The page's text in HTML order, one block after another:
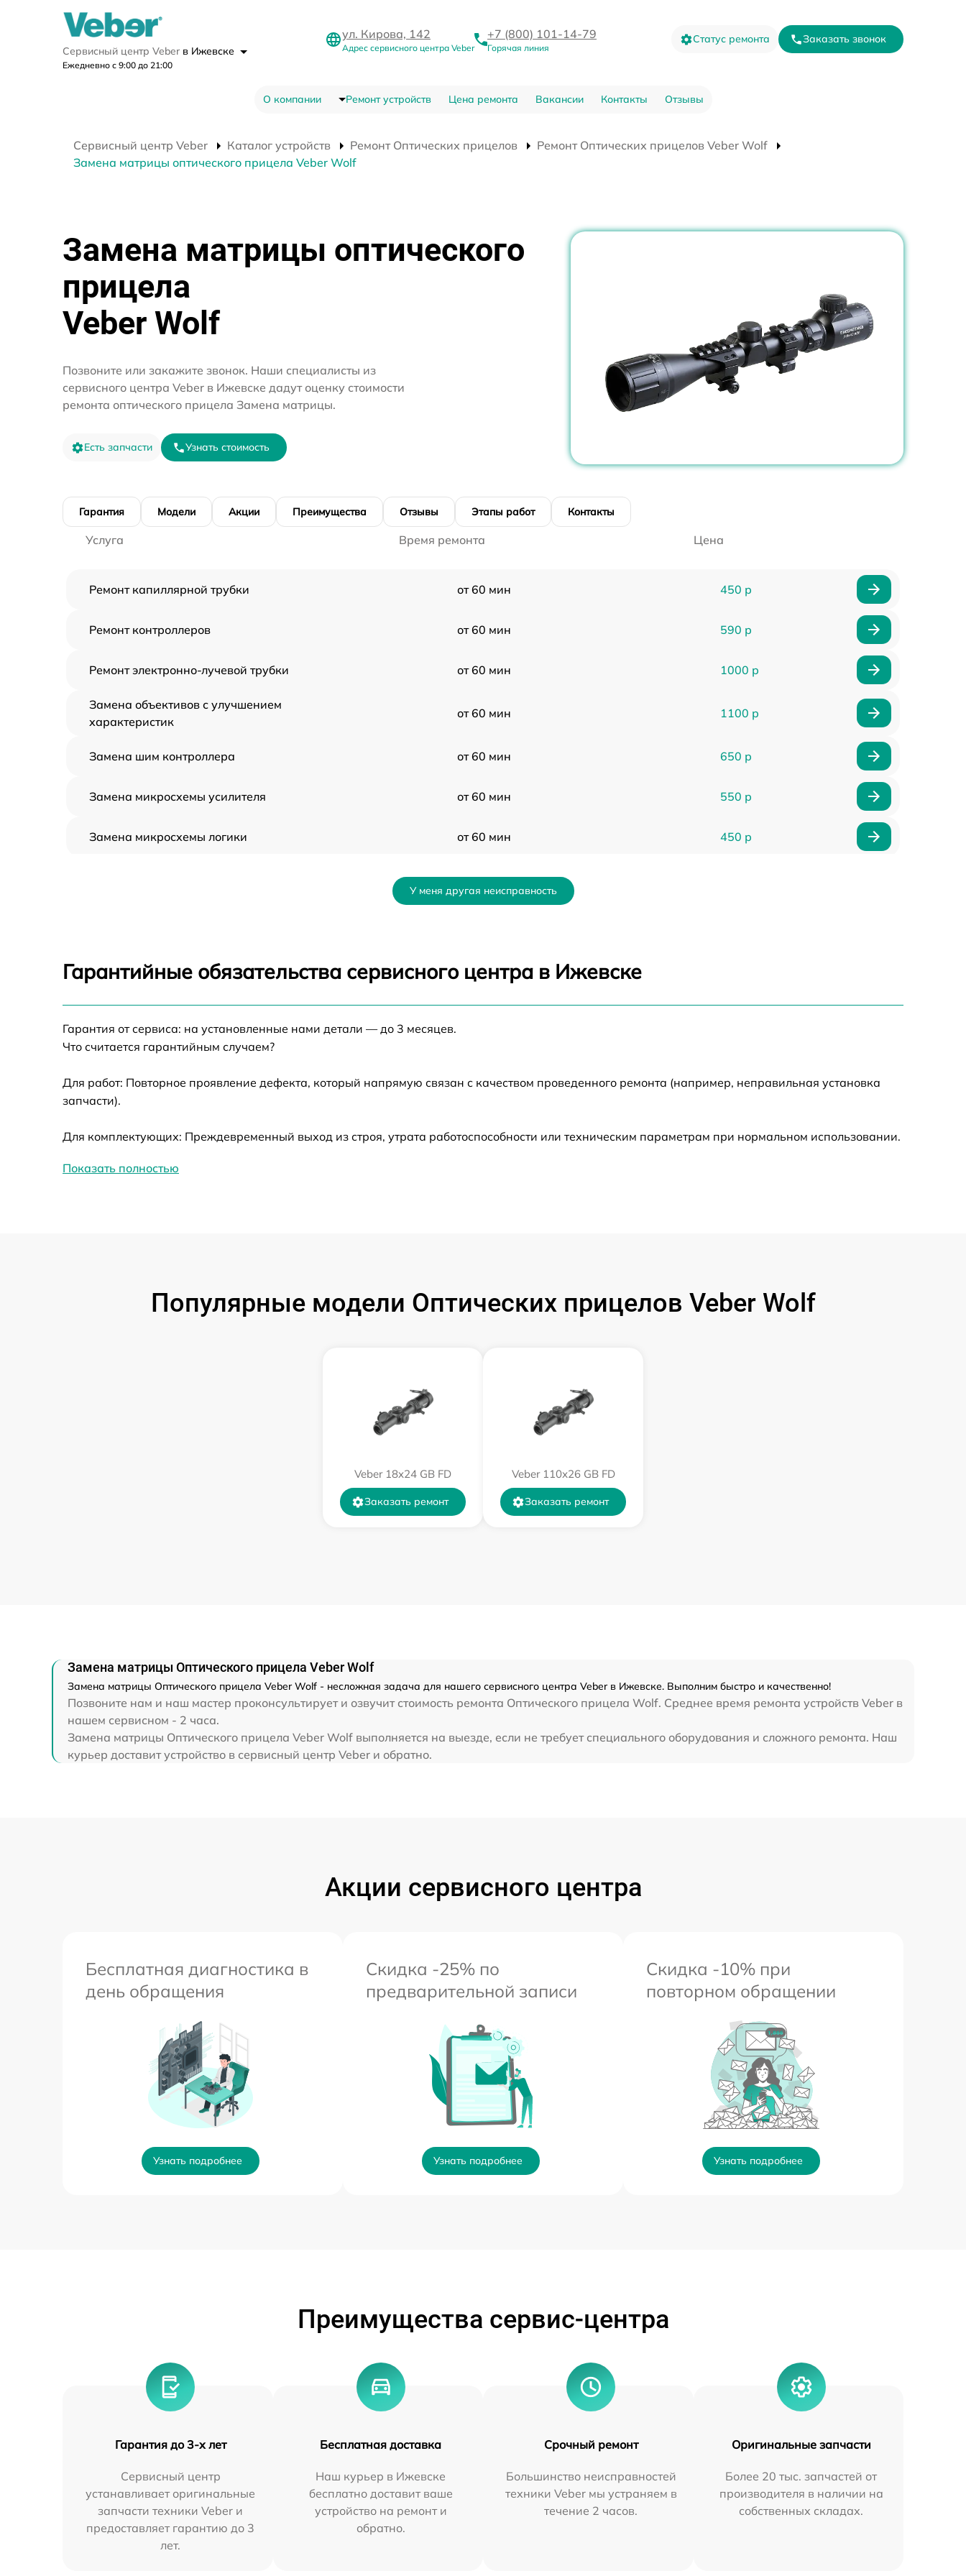
Сервисный центр Veber в Ижевске
Ежедневно с 9:00 до 21:00
ул. Кирова, 142
Адрес сервисного центра Veber
+7 (800) 101-14-79
Горячая линия
Статус ремонта Заказать звонок
О компании Ремонт устройств Цена ремонта Вакансии Контакты Отзывы
Сервисный центр Veber Каталог устройств Ремонт Оптических прицелов
Ремонт Оптических прицелов Veber Wolf
Замена матрицы оптического прицела Veber Wolf
Замена матрицы оптического
прицела
Veber Wolf
Позвоните или закажите звонок. Наши специалисты из
сервисного центра Veber в Ижевске дадут оценку стоимости
ремонта оптического прицела Замена матрицы.
Есть запчасти Узнать стоимость
Гарантия Модели Акции Преимущества Отзывы Этапы работ Контакты
Услуга Время ремонта Цена
Ремонт капиллярной трубки от 60 мин 450 р
Ремонт контроллеров от 60 мин 590 р
Ремонт электронно-лучевой трубки от 60 мин 1000 р
Замена объективов с улучшением
характеристик
от 60 мин 1100 р
Замена шим контроллера от 60 мин 650 р
Замена микросхемы усилителя от 60 мин 550 р
Замена микросхемы логики от 60 мин 450 р
от 60 мин
Калибровка и настройка тепловизора
Ремонт датчика синхроимпульсов от 60 мин 1550 р
Ремонт оптики
Восстановление питания от 60 мин 650 р
Замена корпуса
от 60 мин
У меня другая неисправность
Гарантийные обязательства сервисного центра в Ижевске
Гарантия от сервиса: на установленные нами детали — до 3 месяцев.
Что считается гарантийным случаем?
Для работ: Повторное проявление дефекта, который напрямую связан с качеством проведенного ремонта (например, неправильная установка
запчасти).
Для комплектующих: Преждевременный выход из строя, утрата работоспособности или техническим параметрам при нормальном использовании.
Показать полностью
Популярные модели Оптических прицелов Veber Wolf
Veber 18x24 GB FD
Заказать ремонт
Veber 110х26 GB FD
Заказать ремонт
Замена матрицы Оптического прицела Veber Wolf
Замена матрицы Оптического прицела Veber Wolf - несложная задача для нашего сервисного центра Veber в Ижевске. Выполним быстро и качественно!
Позвоните нам и наш мастер проконсультирует и озвучит стоимость ремонта Оптического прицела Wolf. Среднее время ремонта устройств Veber в
нашем сервисном - 2 часа.
Замена матрицы Оптического прицела Veber Wolf выполняется на выезде, если не требует специального оборудования и сложного ремонта. Наш
курьер доставит устройство в сервисный центр Veber и обратно.
Акции сервисного центра
Бесплатная диагностика в
день обращения
Узнать подробнее
Скидка -25% по
предварительной записи
Узнать подробнее
Скидка -10% при
повторном обращении
Узнать подробнее
Преимущества сервис-центра
Гарантия до 3-х лет
Сервисный центр
устанавливает оригинальные
запчасти техники Veber и
предоставляет гарантию до 3
лет.
Бесплатная доставка
Наш курьер в Ижевске
бесплатно доставит ваше
устройство на ремонт и
обратно.
Срочный ремонт
Большинство неисправностей
техники Veber мы устраняем в
течение 2 часов.
Оригинальные запчасти
Более 20 тыс. запчастей от
производителя в наличии на
собственных складах.